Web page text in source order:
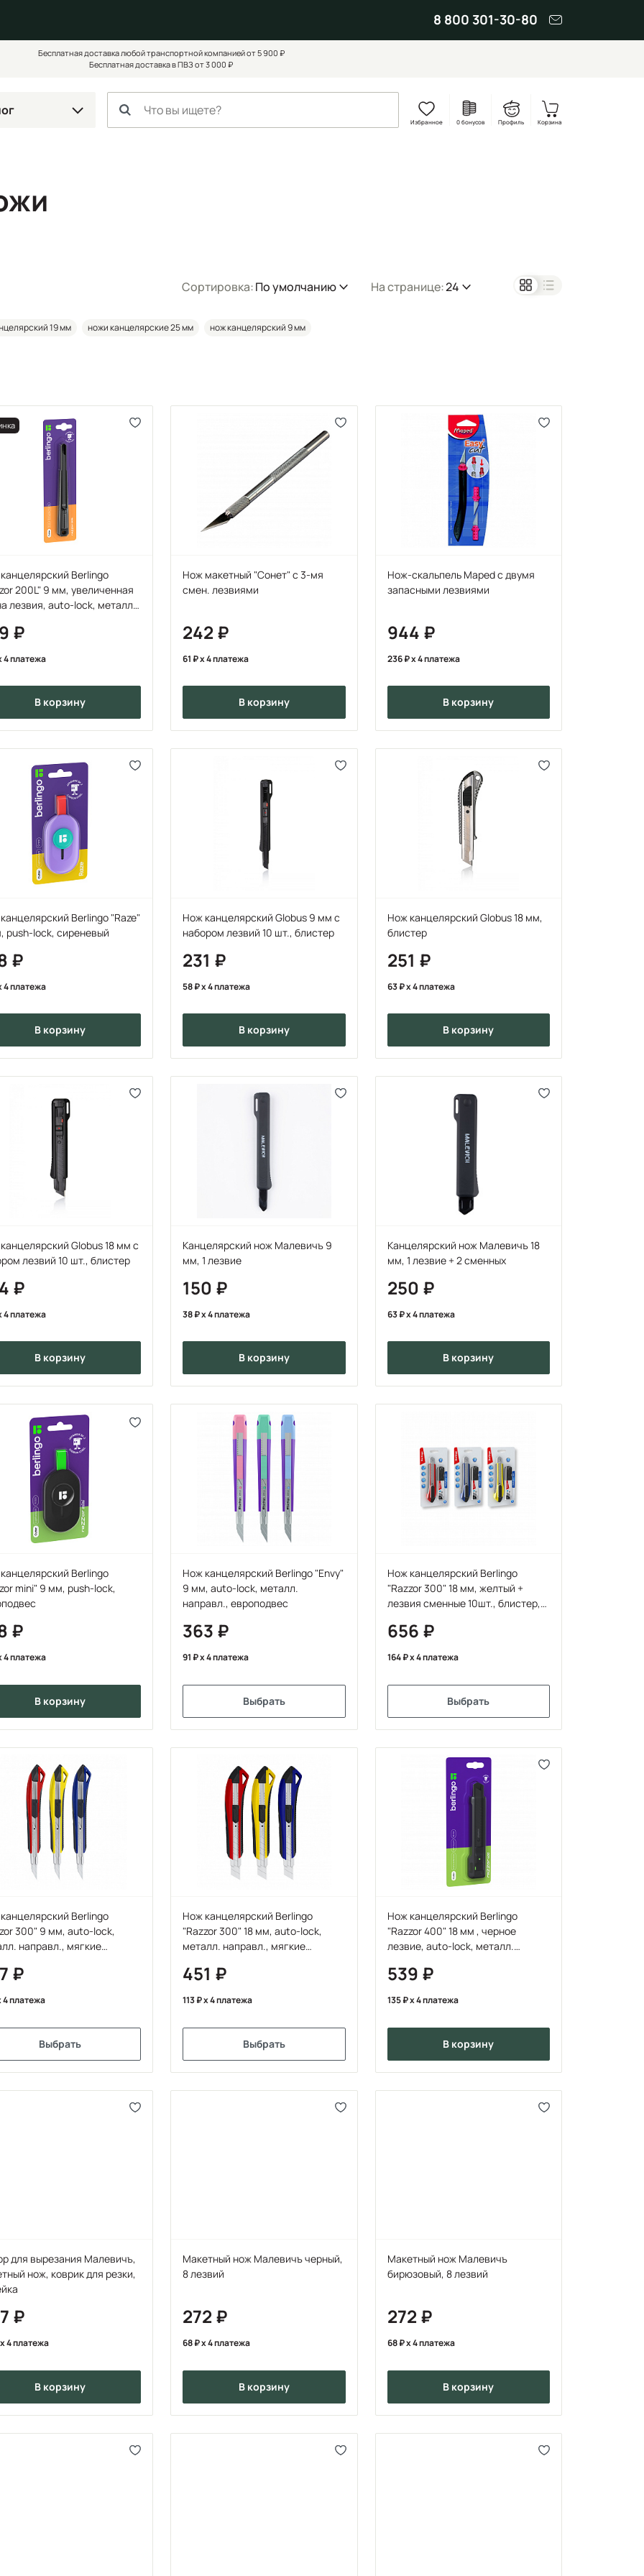
8 800 301-30-80
Бесплатная доставка любой транспортной компанией от 5 900 ₽
Бесплатная доставка в ПВЗ от 3 000 ₽
Избранное 0 бонусов Профиль Корзина
Сортировка:По умолчанию На странице:24
19 мм ножи канцелярские 25 мм нож канцелярский 9 мм
Berlingo
200L" 9 мм, увеличенная
лезвия, auto-lock, металл.
4 платежа
в корзину
Нож макетный "Сонет" с 3-мя
смен. лезвиями
242
61 x 4 платежа
в корзину
Нож-скальпель Maped с двумя
запасными лезвиями
944
236 x 4 платежа
в корзину
Berlingo "Raze"
push-lock, сиреневый
4 платежа
в корзину
Нож канцелярский Globus 9 мм с
набором лезвий 10 шт., блистер
231
58 x 4 платежа
в корзину
Нож канцелярский Globus 18 мм,
блистер
251
63 x 4 платежа
в корзину
Globus 18 мм с
лезвий 10 шт., блистер
4 платежа
в корзину
Канцелярский нож Малевичъ 9
мм, 1 лезвие
150
38 x 4 платежа
в корзину
Канцелярский нож Малевичъ 18
мм, 1 лезвие + 2 сменных
250
63 x 4 платежа
в корзину
Berlingo
mini" 9 мм, push-lock,
4 платежа
в корзину
Нож канцелярский Berlingo "Envy"
9 мм, auto-lock, металл.
направл., европодвес
363
91 x 4 платежа
Выбрать
Нож канцелярский Berlingo
"Razzor 300" 18 мм, желтый +
лезвия сменные 10шт., блистер,
656
164 x 4 платежа
Выбрать
Berlingo
300" 9 мм, auto-lock,
направл., мягкие
4 платежа
Выбрать
Нож канцелярский Berlingo
"Razzor 300" 18 мм, auto-lock,
металл. направл., мягкие
451
113 x 4 платежа
Выбрать
Нож канцелярский Berlingo
"Razzor 400" 18 мм , черное
лезвие, auto-lock, металл.
539
135 x 4 платежа
в корзину
для вырезания Малевичъ,
нож, коврик для резки,
x 4 платежа
в корзину
Макетный нож Малевичъ черный,
8 лезвий
272
68 x 4 платежа
в корзину
Макетный нож Малевичъ
бирюзовый, 8 лезвий
272
68 x 4 платежа
в корзину